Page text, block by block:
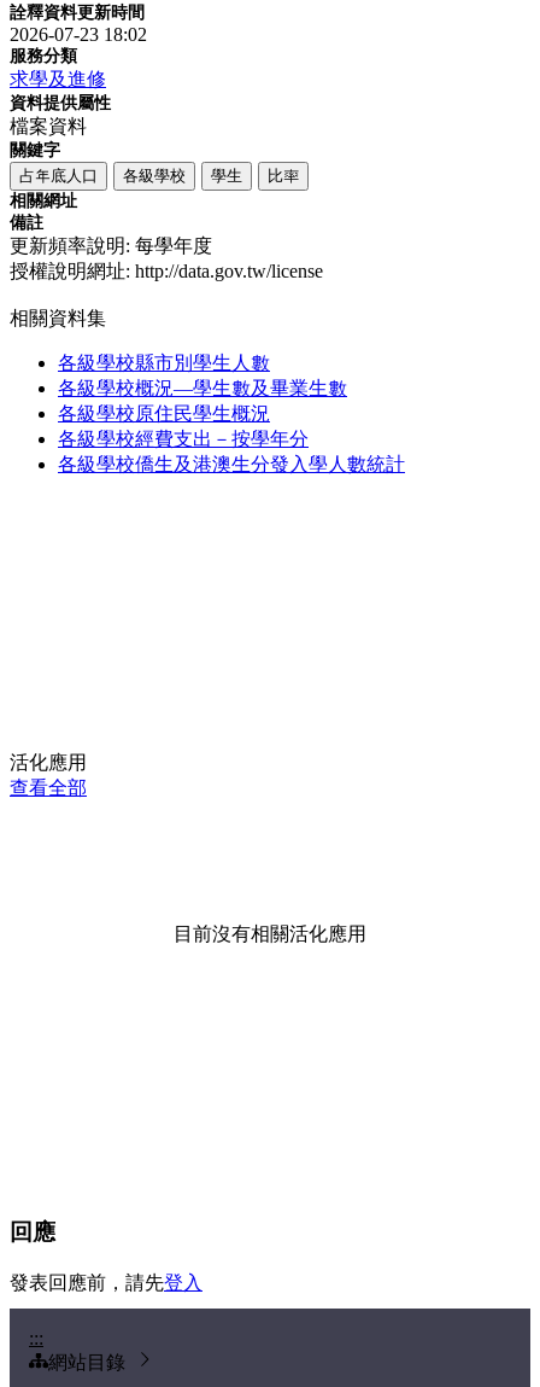
詮釋資料更新時間
2026-07-23 18:02
服務分類
求學及進修
資料提供屬性
檔案資料
關鍵字
占年底人口
各級學校 學生
比率
相關網址
備註
更新頻率說明: 每學年度
授權說明網址: http://data.gov.tw/license
相關資料集
各級學校縣市別學生人數
各級學校概況—學生數及畢業生數
各級學校原住民學生概況
各級學校經費支出－按學年分
各級學校僑生及港澳生分發入學人數統計
活化應用
查看全部
目前沒有相關活化應用
回應
發表回應前，請先登入
:::
網站目錄